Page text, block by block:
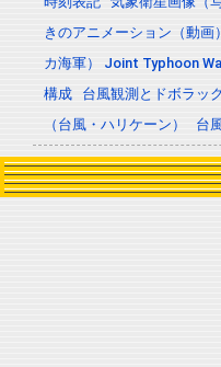
きのアニメーション（動画）
カ海軍） Joint Typhoon
構成
台風観測とドボラッ
（台風・ハリケーン）
台